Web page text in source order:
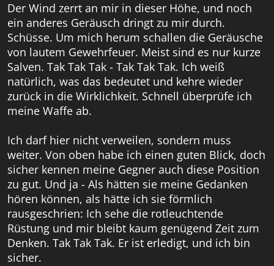
Der Wind zerrt an mir in dieser Höhe, und noch
ein anderes Geräusch dringt zu mir durch.
Schüsse. Um mich herum schallen die Geräusche
von lautem Gewehrfeuer. Meist sind es nur kurze
Salven. Tak Tak Tak - Tak Tak Tak. Ich weiß
natürlich, was das bedeutet und kehre wieder
zurück in die Wirklichkeit. Schnell überprüfe ich
meine Waffe ab.
Ich darf hier nicht verweilen, sondern muss
weiter. Von oben habe ich einen guten Blick, doch
sicher kennen meine Gegner auch diese Position
zu gut. Und ja - Als hätten sie meine Gedanken
hören können, als hätte ich sie förmlich
rausgeschrien: Ich sehe die rotleuchtende
Rüstung und mir bleibt kaum genügend Zeit zum
Denken. Tak Tak Tak. Er ist erledigt, und ich bin
sicher.